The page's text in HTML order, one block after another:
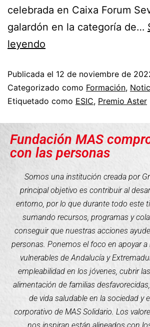
celebrada en Caixa Forum
galardón en la categoría de…
leyendo
Publicada el 12 de noviembre de
Categorizado como Formación,
Etiquetado como ESIC, Premio Aster
Fundación MAS
con las personas
Somos una institución creada por
principal objetivo es contribuir al
entorno, por lo que durante todo este
sumando recursos, programas y
conseguir que nuestras acciones
personas. Ponemos el foco en apoyar
vulnerables de Andalucía y
empleabilidad en los jóvenes, cubrir
alimentación de familias
de vida saludable en la sociedad y
corporativo de MAS Solidario. Los